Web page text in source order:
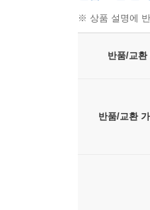
※ 상품 설명에
반품/교환
반품/교환